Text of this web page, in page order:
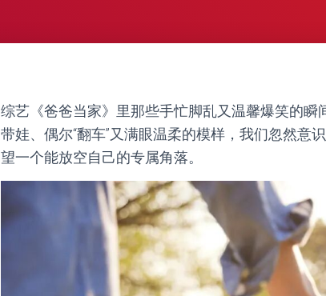
综艺《爸爸当家》里那些手忙脚乱又温馨爆笑的
带娃、偶尔“翻车”又满眼温柔的模样，我们忽然意
望一个能放空自己的专属角落。